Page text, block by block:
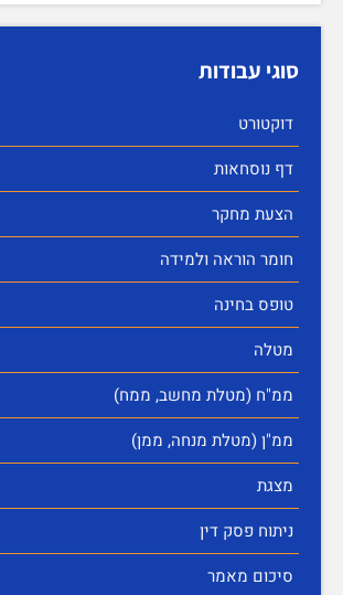
סוגי עבודות
דוקטורט
דף נוסחאות
הצעת מחקר
חומר הוראה ולמידה
טופס בחינה
מטלה
ממ"ח (מטלת מחשב, ממח)
ממ"ן (מטלת מנחה, ממן)
מצגת
ניתוח פסק דין
סיכום מאמר